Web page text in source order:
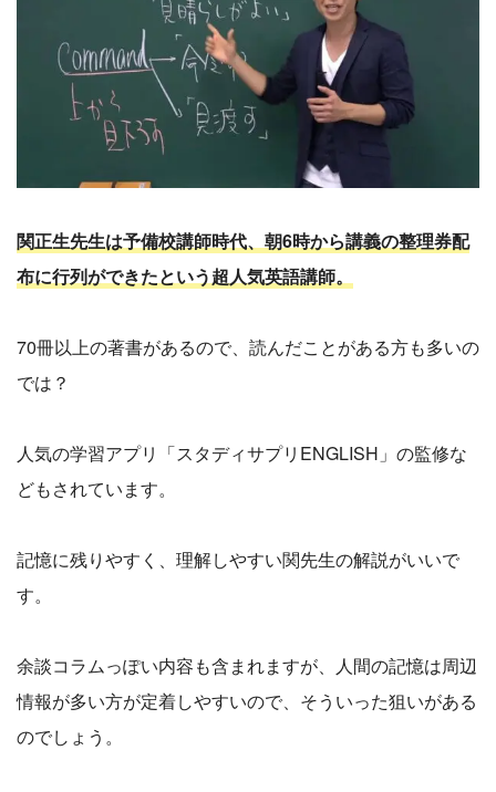
関正生先生は予備校講師時代、朝6時から講義の整理券配
布に行列ができたという超人気英語講師。
70冊以上の著書があるので、読んだことがある方も多いの
では？
人気の学習アプリ「スタディサプリENGLISH」の監修な
どもされています。
記憶に残りやすく、理解しやすい関先生の解説がいいで
す。
余談コラムっぽい内容も含まれますが、人間の記憶は周辺
情報が多い方が定着しやすいので、そういった狙いがある
のでしょう。